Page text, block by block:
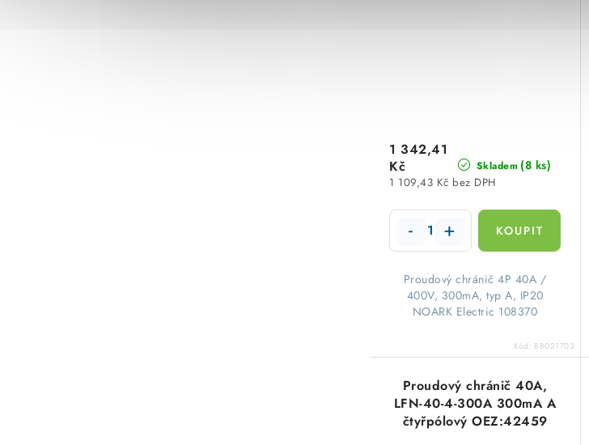
Skladem (8 ks)
1 109,43 Kč bez DPH
1 342,41
Kč
​Proudový chránič 4P 40A /
400V, 300mA, typ A, IP20
NOARK Electric 108370
Kód: BB021703
Proudový chránič 40A,
LFN-40-4-300A 300mA A
čtyřpólový OEZ:42459